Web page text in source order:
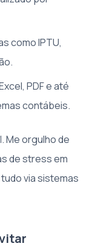
como IPTU,
PDF e até
contábeis.
Me orgulho de
de stress em
via sistemas